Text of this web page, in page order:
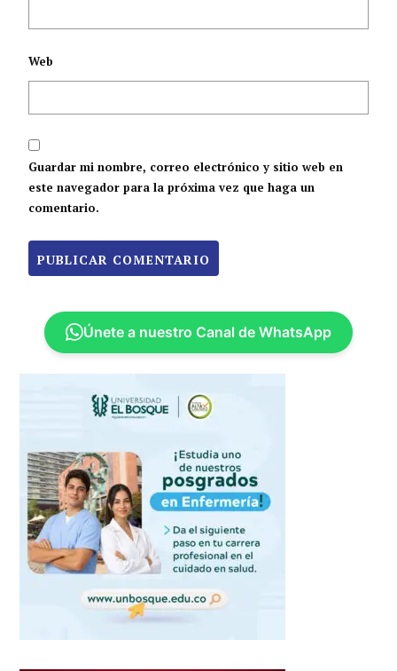
Web
Guardar mi nombre, correo electrónico y sitio web en
este navegador para la próxima vez que haga un
comentario.
Únete a nuestro Canal de WhatsApp